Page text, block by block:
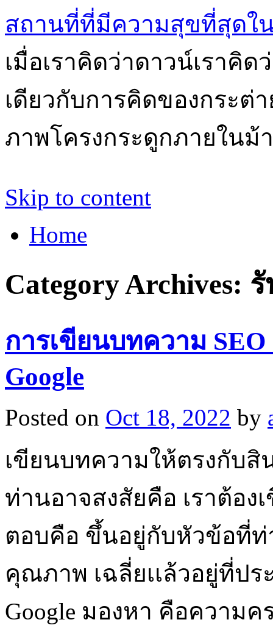
สถานที่ที่มีความสุขที่สุดใ
เมื่อเราคิดว่าดาวน์เราคิ
เดียวกับการคิดของกระ
ภาพโครงกระดูกภายในม้า
Skip to content
Home
Category Archives: รั
การเขียนบทความ
Google
Posted on Oct 18, 2022 by
เขียนบทความให้ตรงกับสิ
ท่านอาจสงสัยคือ เราต้อ
ตอบคือ ขึ้นอยู่กับหัวข้อที่
คุณภาพ เฉลี่ยเเล้วอยู่ที่ปร
Google มองหา คือความ